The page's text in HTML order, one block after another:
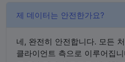
제 데이터는 안전한가요?
네, 완전히 안전합니다. 모든
클라이언트 측으로 이루어집